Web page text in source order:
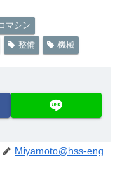
マシン
整備 機械
Miyamoto@hss-eng